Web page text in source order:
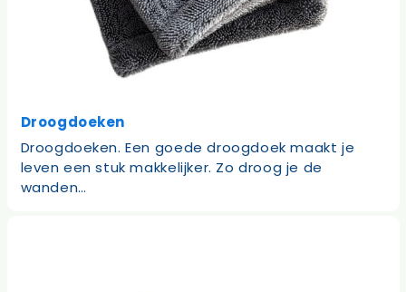
Droogdoeken
Droogdoeken. Een goede droogdoek maakt je
leven een stuk makkelijker. Zo droog je de
wanden…